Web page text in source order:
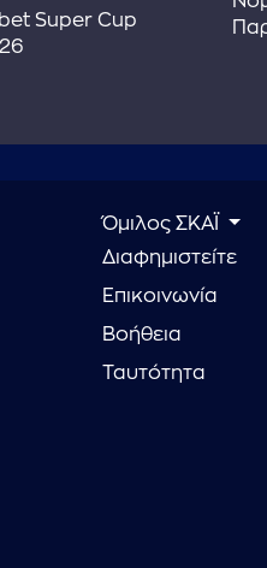
Super Cup
Όμιλος ΣΚΑΪ
Διαφημιστείτε
Επικοινωνία
Βοήθεια
Ταυτότητα